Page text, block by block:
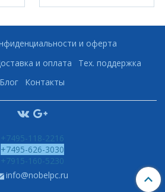
и оферта
и оплата
Тех. поддержка
Блог
Контакты
+7495-118-2216
+7495-626-3030
+7915-160-5230
info@nobelpc.ru